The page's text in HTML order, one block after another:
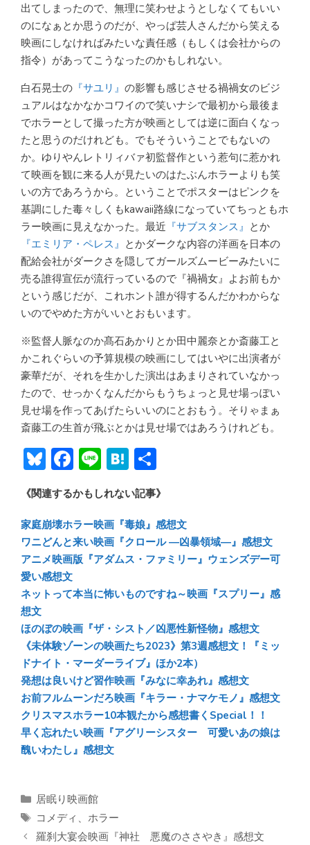
出てしまったので、無理に笑わせようとしなくてもいい
のになぁとか思うのだが、やっぱ芸人さんだから笑える
映画にしなければみたいな責任感（もしくは会社からの
指令）があってこうなったのかもしれない。
白石晃士の 『サユリ』 の影響も感じさせる禍禍女のビジ
ュアルはなかなかコワイので笑いナシで最初から最後ま
でホラーとして撮った方が映画としては逆に面白くなっ
たと思うのだけれども。でもそういうことでもないの
か。ゆりやんレトリィバァ初監督作という惹句に惹かれ
て映画を観に来る人が見たいのはたぶんホラーよりも笑
いの方であろうから。ということでポスターはピンクを
基調にした毒々しくもkawaii路線になっていてちっともホ
ラー映画に見えなかった。最近 『サブスタンス』 とか
『エミリア・ペレス』 とかダークな内容の洋画を日本の
配給会社がダークさを隠してガールズムービーみたいに
売る誰得宣伝が流行っているので『禍禍女』よお前もか
という感じだが、これホント誰が得するんだかわからな
いのでやめた方がいいとおもいます。
※監督人脈なのか髙石あかりとか田中麗奈とか斎藤工と
かこれぐらいの予算規模の映画にしてはいやに出演者が
豪華だが、それを生かした演出はあまりされていなかっ
たので、せっかくなんだからもうちょっと見せ場っぽい
見せ場を作ってあげたらいいのにとおもう。そりゃまぁ
斎藤工の生首が飛ぶとかは見せ場ではあろうけれども。
Bl
u
e
sk
y
F
ac
e
b
o
ok
Li
n
e
H
at
e
n
a
有
《関連するかもしれない記事》
家庭崩壊ホラー映画『毒娘』感想文
ワニどんと来い映画『クロール ―凶暴領域―』感想文
アニメ映画版『アダムス・ファミリー』ウェンズデー可
愛い感想文
ネットって本当に怖いものですね～映画『スプリー』感
想文
ほのぼの映画『ザ・シスト／凶悪性新怪物』感想文
《未体験ゾーンの映画たち2023》第3週感想文！『ミッ
ドナイト・マーダーライブ』ほか2本）
発想は良いけど習作映画『みなに幸あれ』感想文
お前フルムーンだろ映画『キラー・ナマケモノ』感想文
クリスマスホラー10本観たから感想書くSpecial！！
早く忘れたい映画『アグリーシスター 可愛いあの娘は
醜いわたし』感想文
カ
テ
居眠り映画館
タ
グ
コメディ 、 ホラー
羅刹大宴会映画『神社 悪魔のささやき』感想文